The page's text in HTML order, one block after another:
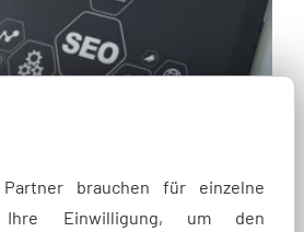
brauchen für einzelne
Einwilligung, um den